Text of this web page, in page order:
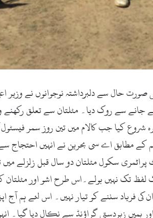
میں ابتر تعلیمی صورت حال سے
جانے سے روک دیا۔ مٹلتان سے تعلق رکھنے
کیا جب کالام میں تین روز سمر فیسٹول
مطابق اے سی بحرین نے انہیں احتجاج سے
سکول مٹلتان دو سال قبل زلزلے
نہیں بولے۔اس طرح اشو اور مٹلتان کے
فریاد سننے کو تیار نہیں۔ اس لئے ہم آج
ہمیں زبردستی گراؤنڈ سے نکال دیا گیا۔